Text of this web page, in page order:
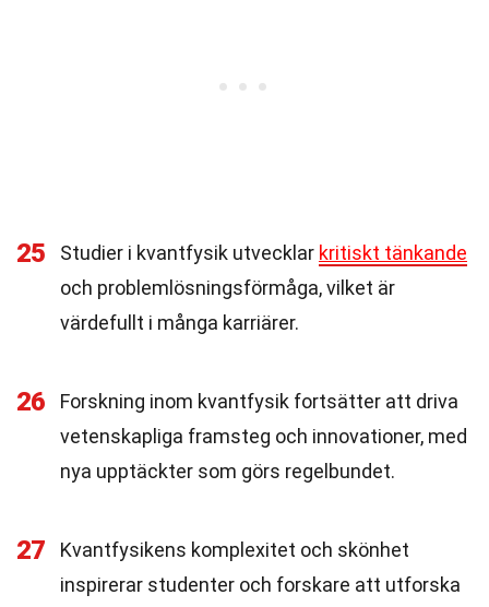
25 Studier i kvantfysik utvecklar kritiskt tänkande
och problemlösningsförmåga, vilket är
värdefullt i många karriärer.
26
Forskning inom kvantfysik fortsätter att driva
vetenskapliga framsteg och innovationer, med
nya upptäckter som görs regelbundet.
27
Kvantfysikens komplexitet och skönhet
inspirerar studenter och forskare att utforska